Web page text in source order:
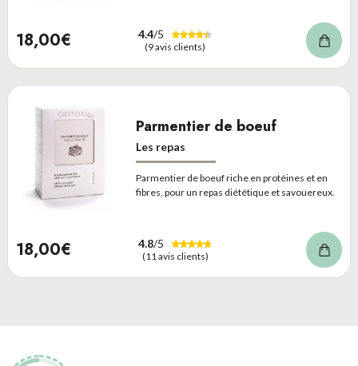
18,00€ 4.4/5
(9 avis clients)
Parmentier de boeuf
Les repas
Parmentier de boeuf riche en protéines et en
fibres, pour un repas diététique et savouereux.
18,00€ 4.8/5
(11 avis clients)